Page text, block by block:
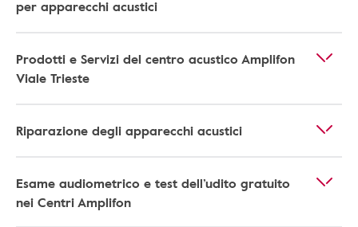
per apparecchi acustici
Prodotti e Servizi del centro acustico Amplifon
Viale Trieste
Riparazione degli apparecchi acustici
Esame audiometrico e test dell’udito gratuito
nei Centri Amplifon